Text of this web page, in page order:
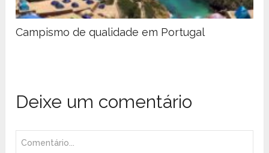
Campismo de qualidade em Portugal
Deixe um comentário